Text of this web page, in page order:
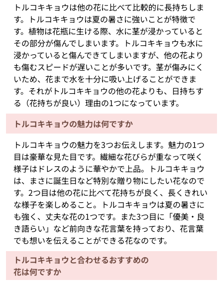
トルコキキョウは他の花に比べて比較的に長持ちしま
す。トルコキキョウは夏の暑さに強いことが特徴で
す。植物は花瓶に生ける際、水に茎が浸かっていると
その部分が傷んでしまいます。トルコキキョウも水に
浸かっていると傷んできてしまいますが、他の花より
も傷むスピードが遅いことが多いです。茎が傷みにく
いため、花まで水を十分に吸い上げることができま
す。それがトルコキキョウの他の花よりも、日持ちす
る（花持ちが良い）理由の1つになっています。
トルコキキョウの魅力は何ですか
トルコキキョウの魅力を3つお伝えします。魅力の1つ
目は豪華な見た目です。繊細な花びらが重なって咲く
様子はドレスのように華やかで上品。トルコキキョウ
は、まさに誕生日など特別な贈り物にしたい花なので
す。2つ目は他の花に比べて花持ちが良く、長くきれい
な様子を楽しめること。トルコキキョウは夏の暑さに
も強く、丈夫な花の1つです。また3つ目に「優美・良
き語らい」など前向きな花言葉を持っており、花言葉
でも想いを伝えることができる花なのです。
トルコキキョウと合わせるおすすめの
花は何ですか